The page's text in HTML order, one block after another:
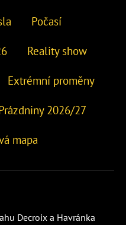
Počasí
Reality show
Extrémní proměny
2026/27
mapa
Decroix a Havránka